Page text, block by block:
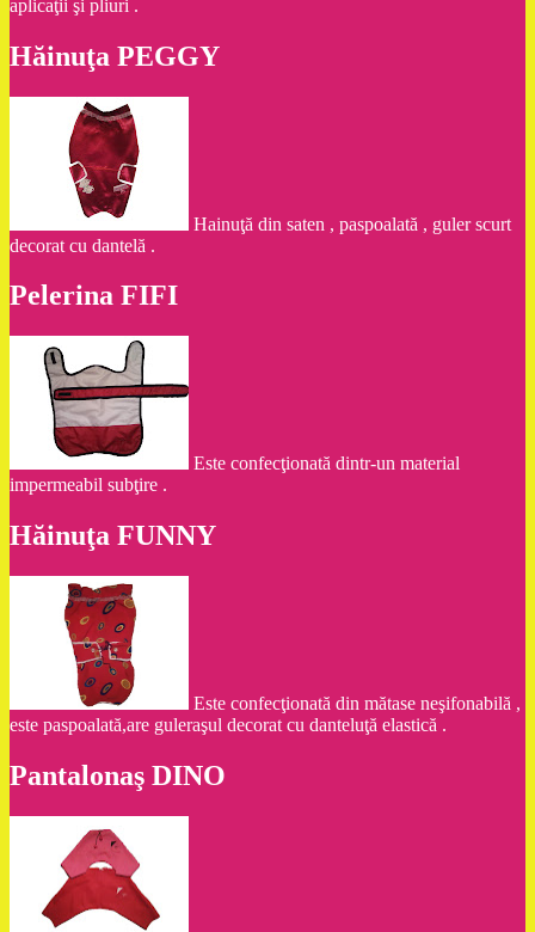
aplicaţii şi pliuri .
Hăinuţa PEGGY
Hainuţă din saten , paspoalată , guler scurt
decorat cu dantelă .
Pelerina FIFI
Este confecţionată dintr-un material
impermeabil subţire .
Hăinuţa FUNNY
Este confecţionată din mătase neşifonabilă ,
este paspoalată,are guleraşul decorat cu danteluţă elastică .
Pantalonaş DINO